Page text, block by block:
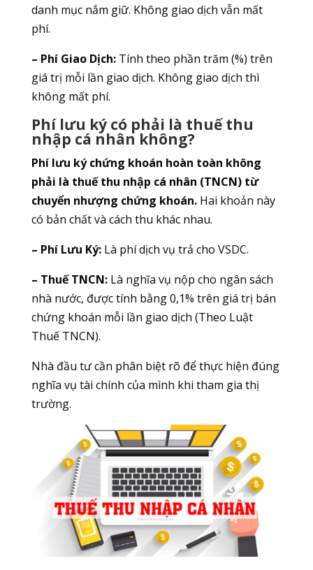
danh mục nắm giữ. Không giao dịch vẫn mất
phí.
– Phí Giao Dịch:Tính theo phần trăm (%) trên
giá trị mỗi lần giao dịch. Không giao dịch thì
không mất phí.
Phí lưu ký có phải là thuế thu
nhập cá nhân không?
Phí lưu ký chứng khoán hoàn toàn không
phải là thuế thu nhập cá nhân (TNCN) từ
chuyển nhượng chứng khoán.Hai khoản này
có bản chất và cách thu khác nhau.
– Phí Lưu Ký:Là phí dịch vụ trả cho VSDC.
– Thuế TNCN:Là nghĩa vụ nộp cho ngân sách
nhà nước, được tính bằng 0,1% trên giá trị bán
chứng khoán mỗi lần giao dịch (Theo Luật
Thuế TNCN).
Nhà đầu tư cần phân biệt rõ để thực hiện đúng
nghĩa vụ tài chính của mình khi tham gia thị
trường.